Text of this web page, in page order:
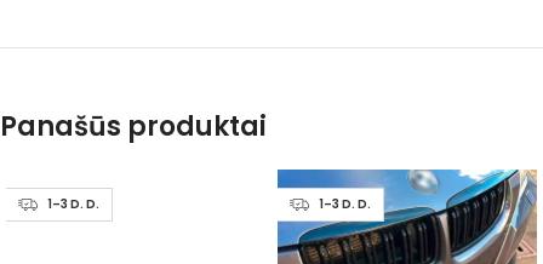
Panašūs produktai
1–3 D. D. 1–3 D. D.